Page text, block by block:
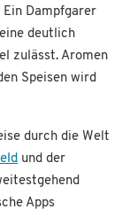
Dampfgarer
deutlich
zulässt. Aromen
Speisen wird
durch die Welt
und der
Apps